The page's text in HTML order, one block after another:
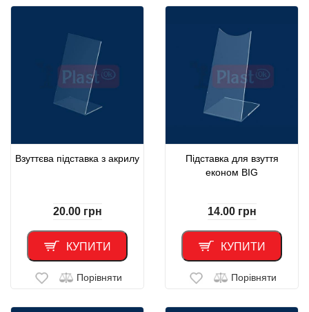
Взуттєва підставка з акрилу
20.00 грн
КУПИТИ
Порівняти
Підставка для взуття
економ BIG
14.00 грн
КУПИТИ
Порівняти